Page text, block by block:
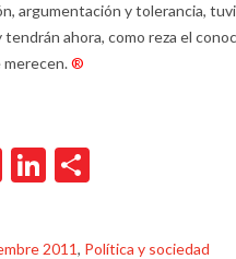
argumentación y tolerancia,
ahora, como reza el
merecen.®
TwitterLinkedIn
2011, Política y sociedad